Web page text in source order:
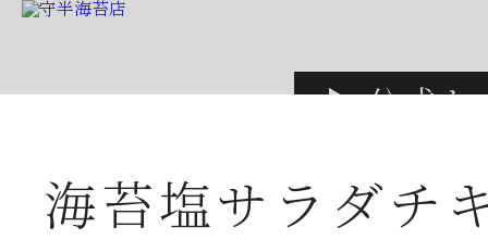
公式ショップ
▶ 公式ホ
海苔塩サラダチ